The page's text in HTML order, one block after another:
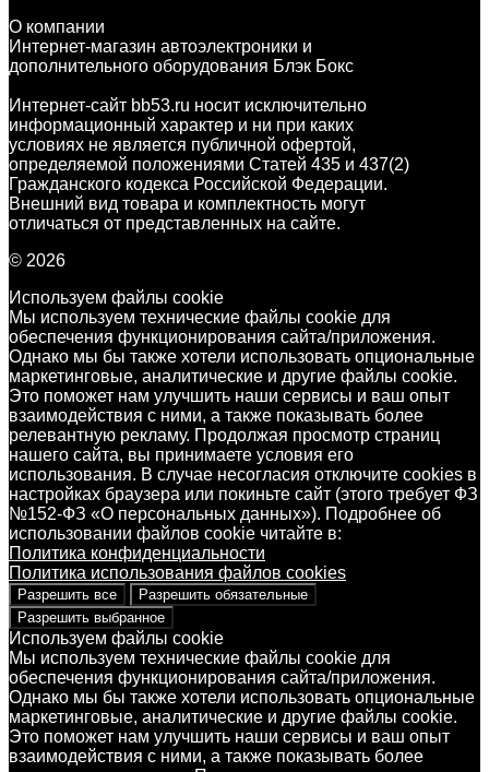
О компании
Интернет-магазин автоэлектроники и
дополнительного оборудования Блэк Бокс
Интернет-сайт bb53.ru носит исключительно
информационный характер и ни при каких
условиях не является публичной офертой,
определяемой положениями Статей 435 и 437(2)
Гражданского кодекса Российской Федерации.
Внешний вид товара и комплектность могут
отличаться от представленных на сайте.
© 2026
Используем файлы cookie
Мы используем технические файлы cookie для
обеспечения функционирования сайта/приложения.
Однако мы бы также хотели использовать опциональные
маркетинговые, аналитические и другие файлы cookie.
Это поможет нам улучшить наши сервисы и ваш опыт
взаимодействия с ними, а также показывать более
релевантную рекламу. Продолжая просмотр страниц
нашего сайта, вы принимаете условия его
использования. В случае несогласия отключите cookies в
настройках браузера или покиньте сайт (этого требует ФЗ
№152-ФЗ «О персональных данных»). Подробнее об
использовании файлов cookie читайте в:
Политика конфиденциальности
Политика использования файлов cookies
Разрешить все
Разрешить обязательные
Разрешить выбранное
Используем файлы cookie
Мы используем технические файлы cookie для
обеспечения функционирования сайта/приложения.
Однако мы бы также хотели использовать опциональные
маркетинговые, аналитические и другие файлы cookie.
Это поможет нам улучшить наши сервисы и ваш опыт
взаимодействия с ними, а также показывать более